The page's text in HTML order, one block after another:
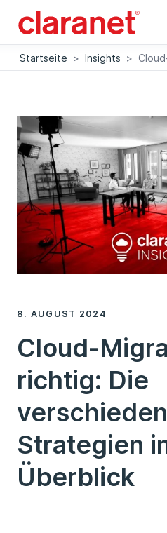
Startseite > Insights >
8. AUGUST 2024
Cloud-
richtig: Die
Strategien
Überblick